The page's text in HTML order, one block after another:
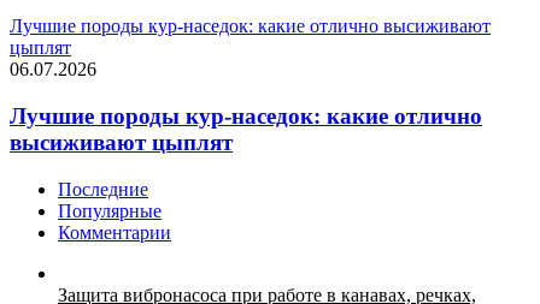
Лучшие породы кур-наседок: какие отлично высиживают
цыплят
06.07.2026
Лучшие породы кур-наседок: какие отлично
высиживают цыплят
Последние
Популярные
Комментарии
Защита вибронасоса при работе в канавах, речках,